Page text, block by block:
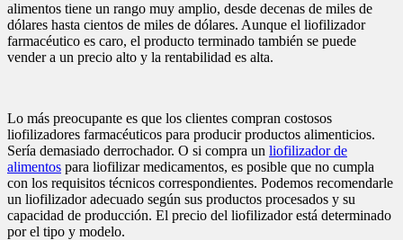
alimentos tiene un rango muy amplio, desde decenas de miles de
dólares hasta cientos de miles de dólares. Aunque el liofilizador
farmacéutico es caro, el producto terminado también se puede
vender a un precio alto y la rentabilidad es alta.
Lo más preocupante es que los clientes compran costosos
liofilizadores farmacéuticos para producir productos alimenticios.
Sería demasiado derrochador. O si compra un liofilizador de
alimentos para liofilizar medicamentos, es posible que no cumpla
con los requisitos técnicos correspondientes. Podemos recomendarle
un liofilizador adecuado según sus productos procesados y su
capacidad de producción. El precio del liofilizador está determinado
por el tipo y modelo.